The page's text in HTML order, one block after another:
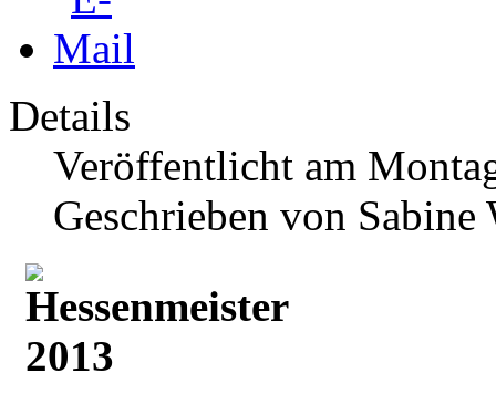
Details
Veröffentlicht am
Geschrieben von Sabine